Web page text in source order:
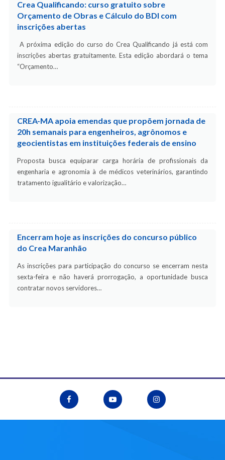
Crea Qualificando: curso gratuito sobre
Orçamento de Obras e Cálculo do BDI com
inscrições abertas
A próxima edição do curso do Crea Qualificando já está com
inscrições abertas gratuitamente. Esta edição abordará o tema
“Orçamento…
CREA-MA apoia emendas que propõem jornada de
20h semanais para engenheiros, agrônomos e
geocientistas em instituições federais de ensino
Proposta busca equiparar carga horária de profissionais da
engenharia e agronomia à de médicos veterinários, garantindo
tratamento igualitário e valorização…
Encerram hoje as inscrições do concurso público
do Crea Maranhão
As inscrições para participação do concurso se encerram nesta
sexta-feira e não haverá prorrogação, a oportunidade busca
contratar novos servidores…